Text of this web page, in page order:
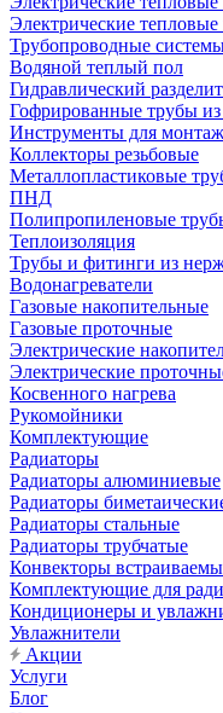
Электрические
Трубопроводные
Водяной теплый пол
Гидравлический
Гофрированные трубы
Инструменты для
Коллекторы резьбовые
Металлопластиковые
ПНД
Полипропиленовые
Теплоизоляция
Трубы и фитинги из
Водонагреватели
Газовые накопительные
Газовые проточные
Электрические
Электрические
Косвенного нагрева
Рукомойники
Комплектующие
Радиаторы
Радиаторы алюминиевые
Радиаторы
Радиаторы стальные
Радиаторы трубчатые
Конвекторы
Комплектующие для
Кондиционеры и
Увлажнители
Акции
Услуги
Блог